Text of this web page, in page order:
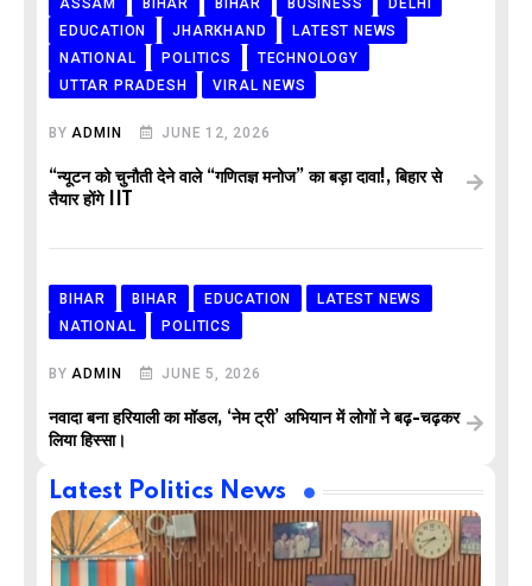
ASSAM BIHAR BIHAR BUSINESS
DELHI
EDUCATION
JHARKHAND
LATEST NEWS
NATIONAL
POLITICS
TECHNOLOGY
UTTAR PRADESH
VIRAL NEWS
BYADMIN JUNE 12, 2026
“न्यूटन को चुनौती देने वाले “गणितज्ञ मनोज” का बड़ा दावा!, बिहार से
तैयार होंगे IIT
BIHAR BIHAR EDUCATION
LATEST NEWS
NATIONAL
POLITICS
BYADMIN JUNE 5, 2026
नवादा बना हरियाली का मॉडल, ‘नेम ट्री’ अभियान में लोगों ने बढ़-चढ़कर
लिया हिस्सा।
Latest Politics News